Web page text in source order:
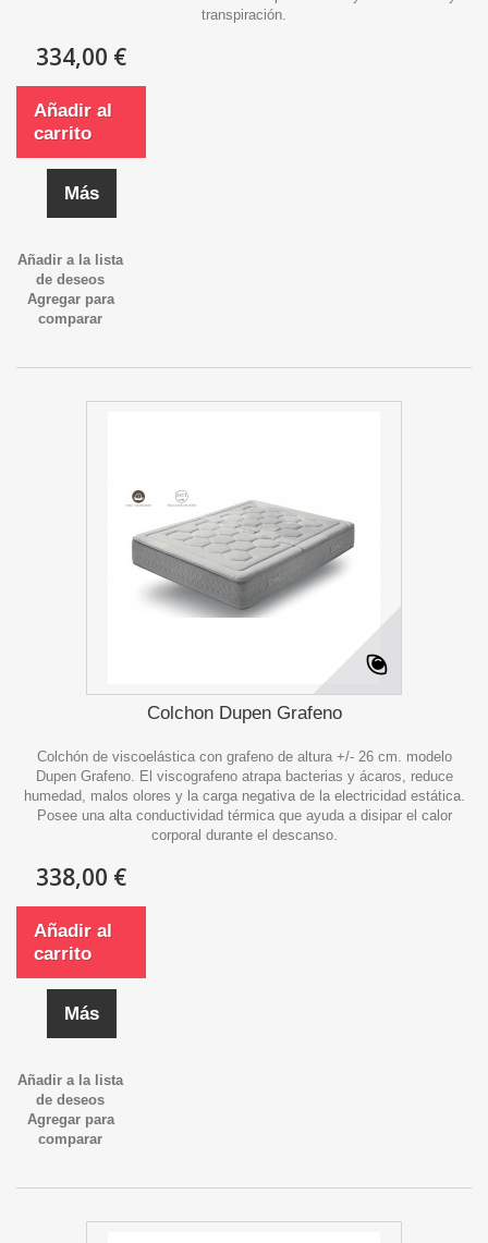
transpiración.
334,00 €
Añadir al
carrito
Más
Añadir a la lista
de deseos
Agregar para
comparar
Colchon Dupen Grafeno
Colchón de viscoelástica con grafeno de altura +/- 26 cm. modelo
Dupen Grafeno. El viscografeno atrapa bacterias y ácaros, reduce
humedad, malos olores y la carga negativa de la electricidad estática.
Posee una alta conductividad térmica que ayuda a disipar el calor
corporal durante el descanso.
338,00 €
Añadir al
carrito
Más
Añadir a la lista
de deseos
Agregar para
comparar